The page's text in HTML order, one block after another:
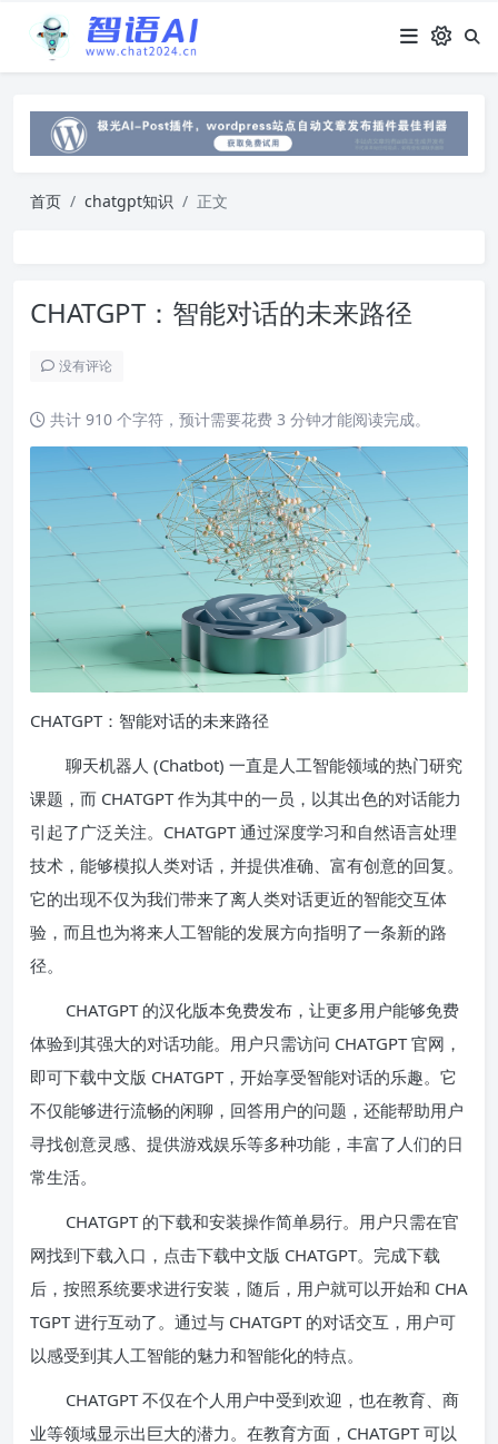
首页 chatgpt知识 正文
CHATGPT：智能对话的未来路径
没有评论
共计 910 个字符，预计需要花费 3 分钟才能阅读完成。
CHATGPT：智能对话的未来路径
聊天机器人 (Chatbot) 一直是人工智能领域的热门研究
课题，而 CHATGPT 作为其中的一员，以其出色的对话能力
引起了广泛关注。CHATGPT 通过深度学习和自然语言处理
技术，能够模拟人类对话，并提供准确、富有创意的回复。
它的出现不仅为我们带来了离人类对话更近的智能交互体
验，而且也为将来人工智能的发展方向指明了一条新的路
径。
CHATGPT 的汉化版本免费发布，让更多用户能够免费
体验到其强大的对话功能。用户只需访问 CHATGPT 官网，
即可下载中文版 CHATGPT，开始享受智能对话的乐趣。它
不仅能够进行流畅的闲聊，回答用户的问题，还能帮助用户
寻找创意灵感、提供游戏娱乐等多种功能，丰富了人们的日
常生活。
CHATGPT 的下载和安装操作简单易行。用户只需在官
网找到下载入口，点击下载中文版 CHATGPT。完成下载
后，按照系统要求进行安装，随后，用户就可以开始和 CHA
TGPT 进行互动了。通过与 CHATGPT 的对话交互，用户可
以感受到其人工智能的魅力和智能化的特点。
CHATGPT 不仅在个人用户中受到欢迎，也在教育、商
业等领域显示出巨大的潜力。在教育方面，CHATGPT 可以